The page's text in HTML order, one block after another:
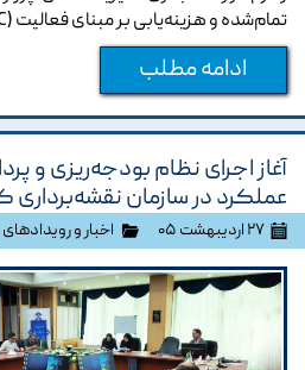
تمام‌شده و هزینه‌یابی بر مبنای فعالیت (ABC) را آغاز کرد.
ادامه مطلب
آغاز اجرای نظام بودجه‌ریزی و
عملکرد در سازمان نقشه‌برداری
۲۷ اردیبهشت ۰۵ اخبار و